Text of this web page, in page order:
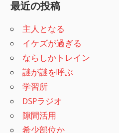
最近の投稿
主人となる
イケズが過ぎる
ならしかトレイン
謎が謎を呼ぶ
学習所
DSPラジオ
隙間活用
希少部位か